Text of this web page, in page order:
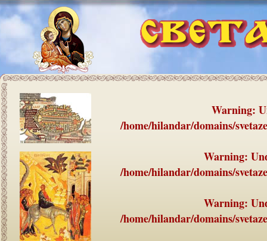
Warning:
/home/hilandar/domains/
Warning:
/home/hilandar/domains/
Warning:
/home/hilandar/domains/